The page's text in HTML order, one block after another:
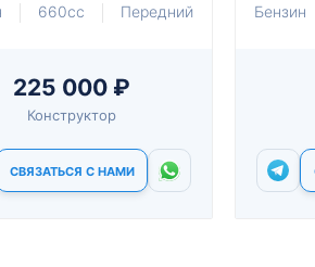
660cc Передний
225 000 ₽
Конструктор
СВЯЗАТЬСЯ С НАМИ
Бензин